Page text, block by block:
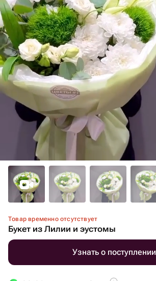
Товар временно отсутствует
Букет из Лилии и эустомы
Узнать о поступлении